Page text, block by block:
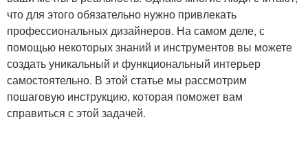
что для этого обязательно нужно привлекать
профессиональных дизайнеров. На самом деле, с
помощью некоторых знаний и инструментов вы можете
создать уникальный и функциональный интерьер
самостоятельно. В этой статье мы рассмотрим
пошаговую инструкцию, которая поможет вам
справиться с этой задачей.